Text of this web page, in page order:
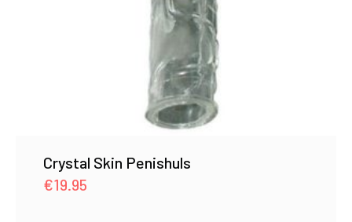
Crystal Skin Penishuls
€19.95